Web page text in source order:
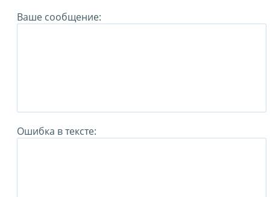
Ваше сообщение:
Ошибка в тексте: